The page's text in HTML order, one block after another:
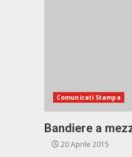
Comunicati Stampa
Bandiere a
20 Aprile 2015